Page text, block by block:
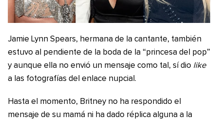
Jamie Lynn Spears, hermana de la cantante, también
estuvo al pendiente de la boda de la “princesa del pop”
y aunque ella no envió un mensaje como tal, sí dio like
a las fotografías del enlace nupcial.
Hasta el momento, Britney no ha respondido el
mensaje de su mamá ni ha dado réplica alguna a la